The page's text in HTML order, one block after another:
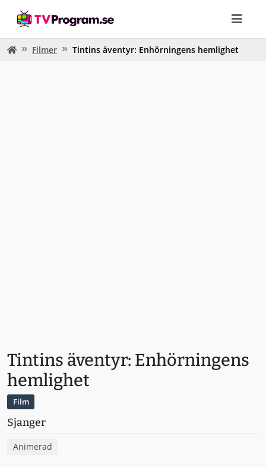
Filmer Tintins äventyr: Enhörningens hemlighet
Tintins äventyr: Enhörningens
hemlighet
Film
Sjanger
Animerad